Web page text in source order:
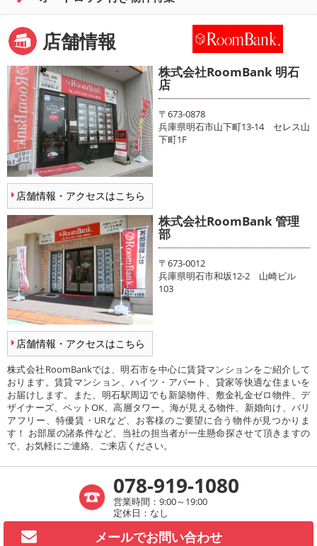
店舗情報
店舗情報・アクセスはこちら
株式会社RoomBank 明石
店
〒673-0878
兵庫県明石市山下町13-14 セレス山
下町1F
店舗情報・アクセスはこちら
株式会社RoomBank 管理
部
〒673-0012
兵庫県明石市和坂12-2 山崎ビル
103
株式会社RoomBankでは、明石市を中心に賃貸マンションをご紹介して
おります。賃貸マンション、ハイツ・アパート、貸家等快適な住まいを
お届けします。また、明石駅周辺でも新築物件、敷金礼金ゼロ物件、デ
ザイナーズ、ペットOK、高層タワー、海が見える物件、新婚向け、バリ
アフリー、特優賃・URなど、お客様のご要望に合う物件が見つかりま
す！ お部屋の諸条件など、当社の担当者が一生懸命探させて頂きますの
で、お気軽にご連絡、ご来店ください。
078-919-1080
営業時間：9:00～19:00
定休日：なし
メールでお問い合わせ